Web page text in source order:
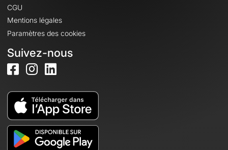
CGU
Mentions légales
Paramètres des cookies
Suivez-nous